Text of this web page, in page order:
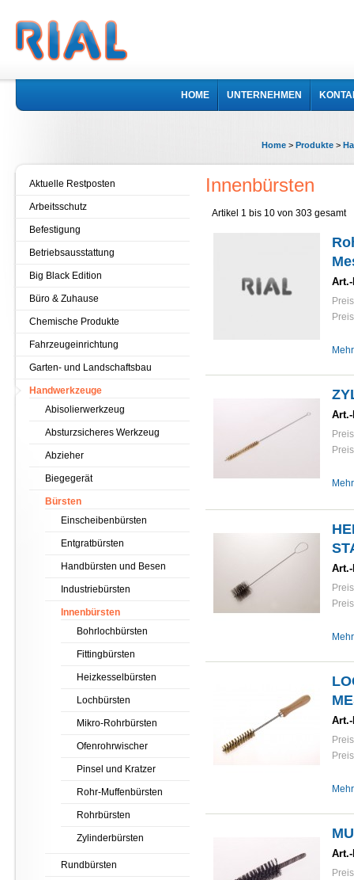
HOME UNTERNEHMEN
Home > Produkte >
Innenbürsten
Artikel 1 bis 10 von 303 gesamt
Art.-
Art.-
Art.-
Art.-
Art.-
Aktuelle Restposten
Arbeitsschutz
Befestigung
Betriebsausstattung
Big Black Edition
Büro & Zuhause
Chemische Produkte
Fahrzeugeinrichtung
Garten- und Landschaftsbau
Handwerkzeuge
Abisolierwerkzeug
Absturzsicheres Werkzeug
Abzieher
Biegegerät
Bürsten
Einscheibenbürsten
Entgratbürsten
Handbürsten und Besen
Industriebürsten
Innenbürsten
Bohrlochbürsten
Fittingbürsten
Heizkesselbürsten
Lochbürsten
Mikro-Rohrbürsten
Ofenrohrwischer
Pinsel und Kratzer
Rohr-Muffenbürsten
Rohrbürsten
Zylinderbürsten
Rundbürsten